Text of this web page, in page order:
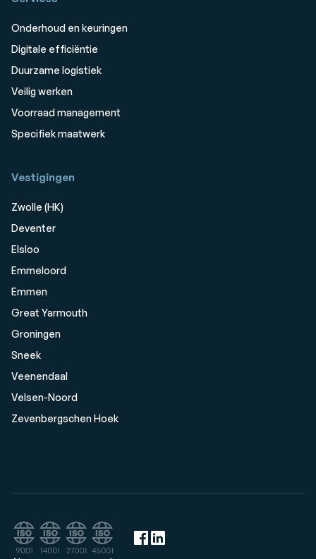
Onderhoud en keuringen
Digitale efficiëntie
Duurzame logistiek
Veilig werken
Voorraad management
Specifiek maatwerk
Vestigingen
Zwolle (HK)
Deventer
Elsloo
Emmeloord
Emmen
Great Yarmouth
Groningen
Sneek
Veenendaal
Velsen-Noord
Zevenbergschen Hoek